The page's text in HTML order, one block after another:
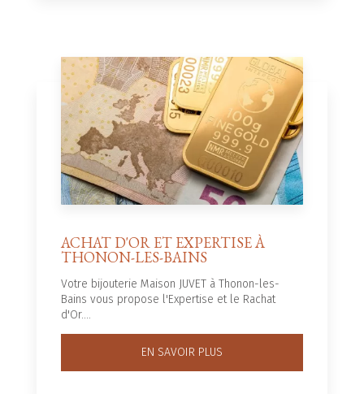
ACHAT D'OR ET EXPERTISE À
THONON-LES-BAINS
Votre bijouterie Maison JUVET à Thonon-les-
Bains vous propose l'Expertise et le Rachat
d'Or....
EN SAVOIR PLUS